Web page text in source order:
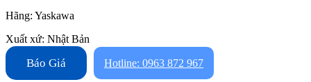
Hãng: Yaskawa
Xuất xứ: Nhật Bản
Báo Giá Hotline: 0963 872 967